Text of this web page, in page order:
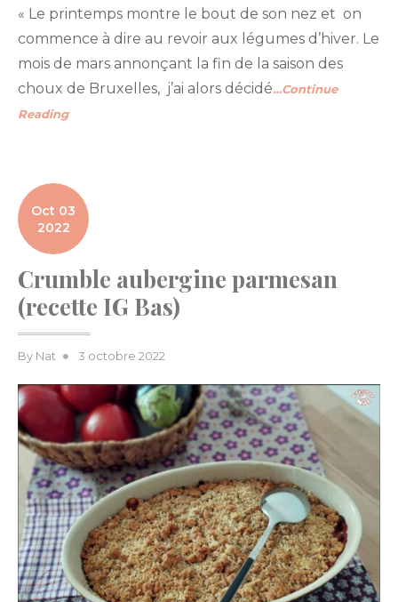
« Le printemps montre le bout de son nez et on
commence à dire au revoir aux légumes d’hiver. Le
mois de mars annonçant la fin de la saison des
choux de Bruxelles, j’ai alors décidé…Continue
Reading
Oct 03
2022
Crumble aubergine parmesan
(recette IG Bas)
By Nat
Posted
3 octobre 2022